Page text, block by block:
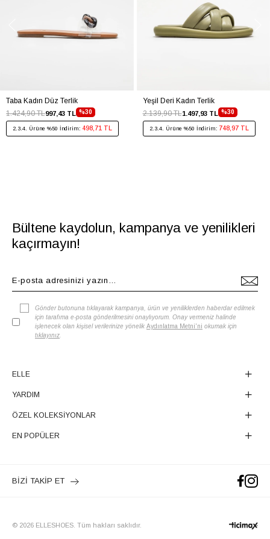
Taba Kadın Düz Terlik
%30
997,43 TL
1.424,90 TL
2.3.4. Ürüne %50 İndirim: 498,71 TL
Yeşil Deri Kadın Terlik
%30
1.497,93 TL
2.139,90 TL
2.3.4. Ürüne %50 İndirim: 748,97 TL
Bültene kaydolun, kampanya ve yenilikleri
kaçırmayın!
Gönder butonuna tıklayarak kampanya, ürün ve yeniliklerden haberdar edilmek
için tarafıma e-posta gönderilmesini onaylıyorum. Onay vermeniz halinde
işlenecek olan kişisel verilerinize yönelik Aydınlatma Metni'ni okumak için
tıklayınız
ELLE
YARDIM
ÖZEL KOLEKSİYONLAR
EN POPÜLER
BİZİ TAKİP ET
© 2026 ELLESHOES. Tüm hakları saklıdır.